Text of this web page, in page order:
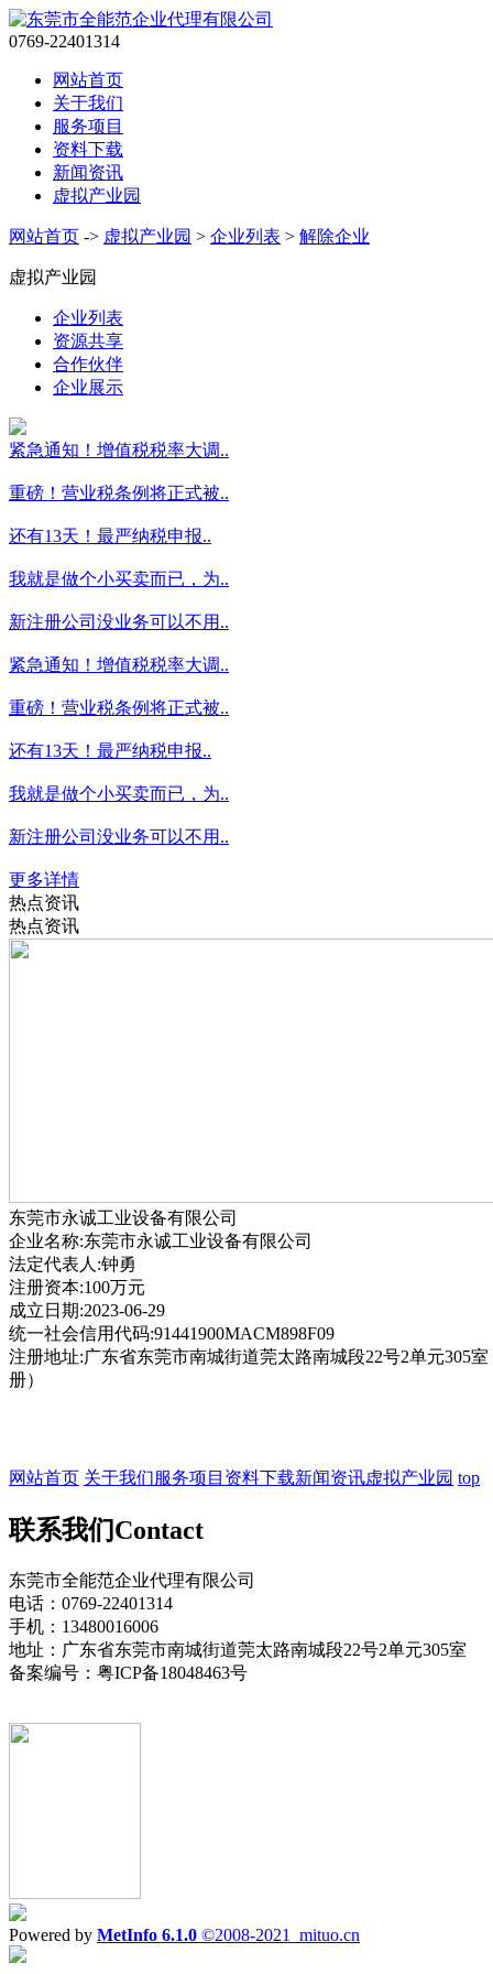
0769-22401314
网站首页
关于我们
服务项目
资料下载
新闻资讯
虚拟产业园
网站首页 -> 虚拟产业园 > 企业列表 > 解除企业
虚拟产业园
企业列表
资源共享
合作伙伴
企业展示
紧急通知！增值税税率大调..
重磅！营业税条例将正式被..
还有13天！最严纳税申报..
我就是做个小买卖而已，为..
新注册公司没业务可以不用..
紧急通知！增值税税率大调..
重磅！营业税条例将正式被..
还有13天！最严纳税申报..
我就是做个小买卖而已，为..
新注册公司没业务可以不用..
更多详情
热点资讯
热点资讯
东莞市永诚工业设备有限公司
企业名称:东莞市永诚工业设备有限公司
法定代表人:钟勇
注册资本:100万元
成立日期:2023-06-29
统一社会信用代码:91441900MACM898F09
注册地址:广东省东莞市南城街道莞太路南城段22号2单元305
册）
网站首页 关于我们服务项目 资料下载新闻资讯虚拟产业园 top
联系我们Contact
东莞市全能范企业代理有限公司
电话：0769-22401314
手机：13480016006
地址：广东省东莞市南城街道莞太路南城段22号2单元305室
备案编号：粤ICP备18048463号
Powered by MetInfo 6.1.0 ©2008-2021 mituo.cn